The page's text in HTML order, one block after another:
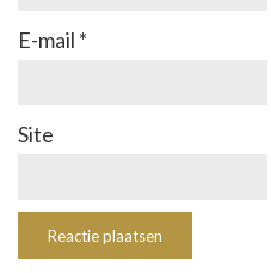
E-mail *
Site